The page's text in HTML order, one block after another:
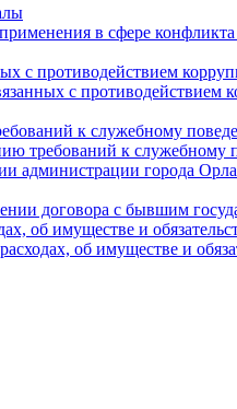
в сфере конфликта
с противодействием
с противодействием
к служебному
требований к
администрации города
договора с бывшим
об имуществе и
об имуществе и